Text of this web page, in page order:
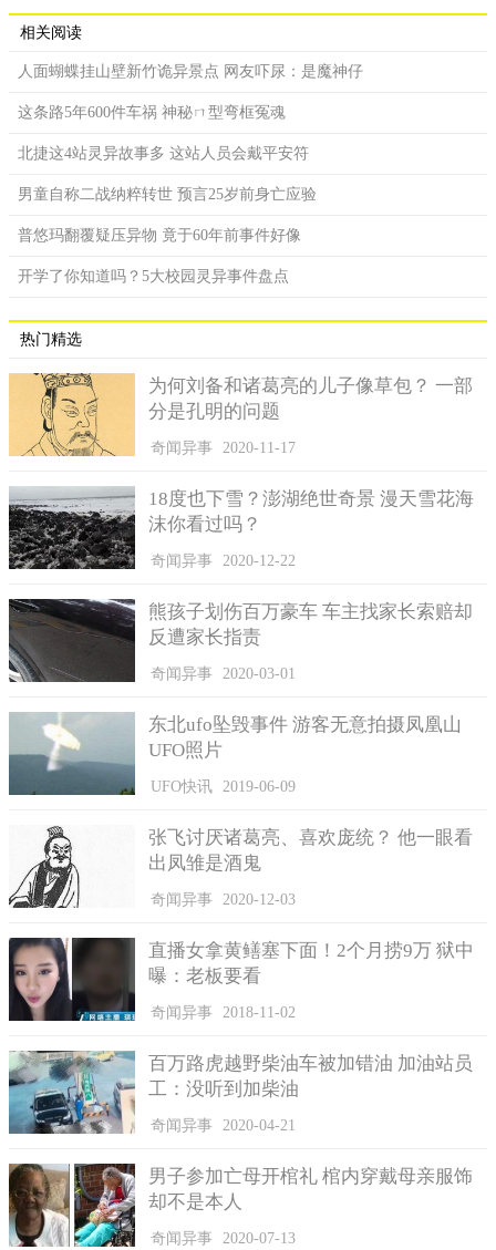
相关阅读
人面蝴蝶挂山壁新竹诡异景点 网友吓尿：是魔神仔
这条路5年600件车祸 神秘ㄇ型弯框冤魂
北捷这4站灵异故事多 这站人员会戴平安符
男童自称二战纳粹转世 预言25岁前身亡应验
普悠玛翻覆疑压异物 竟于60年前事件好像
开学了你知道吗？5大校园灵异事件盘点
热门精选
为何刘备和诸葛亮的儿子像草包？ 一部
分是孔明的问题
奇闻异事 2020-11-17
18度也下雪？澎湖绝世奇景 漫天雪花海
沫你看过吗？
奇闻异事 2020-12-22
熊孩子划伤百万豪车 车主找家长索赔却
反遭家长指责
奇闻异事 2020-03-01
东北ufo坠毁事件 游客无意拍摄凤凰山
UFO照片
UFO快讯 2019-06-09
张飞讨厌诸葛亮、喜欢庞统？ 他一眼看
出凤雏是酒鬼
奇闻异事 2020-12-03
直播女拿黄鳝塞下面！2个月捞9万 狱中
曝：老板要看
奇闻异事 2018-11-02
百万路虎越野柴油车被加错油 加油站员
工：没听到加柴油
奇闻异事 2020-04-21
男子参加亡母开棺礼 棺内穿戴母亲服饰
却不是本人
奇闻异事 2020-07-13